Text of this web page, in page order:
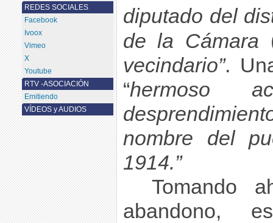
diputado del
de la Cámara
vecindario”.
“hermoso
nombre del
1914.”
Tomando
abandono,
REDES SOCIALES
Facebook
Ivoox
Vimeo
X
Youtube
RTV -ASOCIACIÓN
Emitiendo
VÍDEOS y AUDIOS